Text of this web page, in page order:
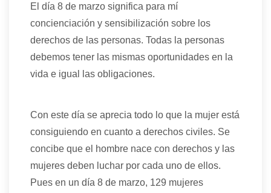
El día 8 de marzo significa para mí
concienciación y sensibilización sobre los
derechos de las personas. Todas la personas
debemos tener las mismas oportunidades en la
vida e igual las obligaciones.
Con este día se aprecia todo lo que la mujer está
consiguiendo en cuanto a derechos civiles. Se
concibe que el hombre nace con derechos y las
mujeres deben luchar por cada uno de ellos.
Pues en un día 8 de marzo, 129 mujeres